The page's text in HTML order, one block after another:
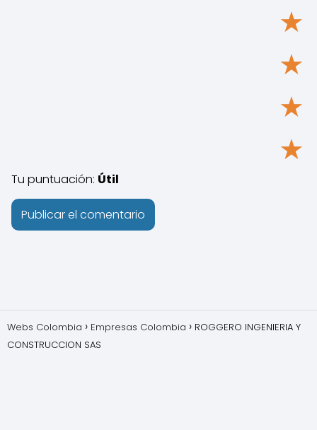
★
★
★
★
Tu puntuación: Útil
Webs Colombia Empresas Colombia
ROGGERO INGENIERIA Y
CONSTRUCCION SAS